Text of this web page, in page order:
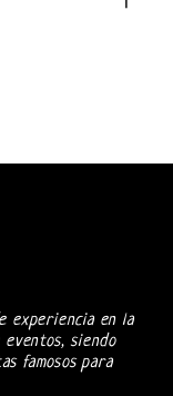
experiencia en la
siendo
famosos para